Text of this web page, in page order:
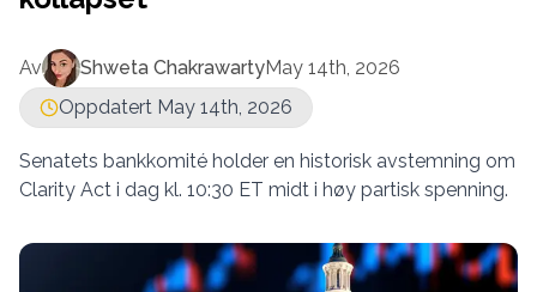
Av Shweta ChakrawartyMay 14th, 2026
Oppdatert May 14th, 2026
Senatets bankkomité holder en historisk avstemning om
Clarity Act i dag kl. 10:30 ET midt i høy partisk spenning.